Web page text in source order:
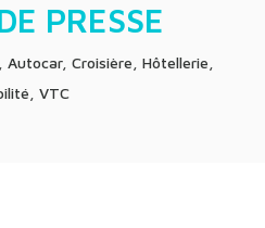
PRESSE
Croisière, Hôtellerie,
VTC